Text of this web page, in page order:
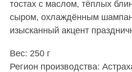
тостах с маслом, тёплых
сыром, охлаждённым
изысканный акцент
Вес: 250 г
Регион производства: